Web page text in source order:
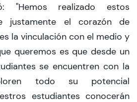
"Hemos realizado estos
justamente el corazón de
la vinculación con el medio y
queremos es que desde un
se encuentren con la
todo su potencial
estudiantes conocerán